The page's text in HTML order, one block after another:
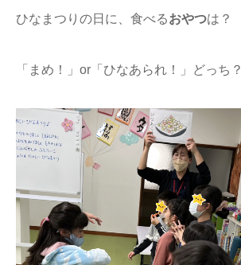
ひなまつりの日に、食べるおやつは？
「まめ！」or「ひなあられ！」どっち？